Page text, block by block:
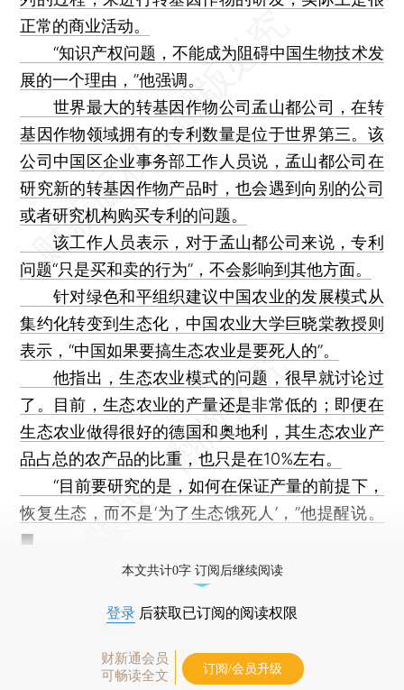
正常的商业活动。
“知识产权问题，不能成为阻碍中国生物技术发
展的一个理由，”他强调。
世界最大的转基因作物公司孟山都公司，在转
基因作物领域拥有的专利数量是位于世界第三。该
公司中国区企业事务部工作人员说，孟山都公司在
研究新的转基因作物产品时，也会遇到向别的公司
或者研究机构购买专利的问题。
该工作人员表示，对于孟山都公司来说，专利
问题“只是买和卖的行为”，不会影响到其他方面。
针对绿色和平组织建议中国农业的发展模式从
集约化转变到生态化，中国农业大学巨晓棠教授则
表示，“中国如果要搞生态农业是要死人的”。
他指出，生态农业模式的问题，很早就讨论过
了。目前，生态农业的产量还是非常低的；即便在
生态农业做得很好的德国和奥地利，其生态农业产
品占总的农产品的比重，也只是在10%左右。
“目前要研究的是，如何在保证产量的前提下，
恢复生态，而不是‘为了生态饿死人’，”他提醒说。
■
本文共计0字 订阅后继续阅读
登录 后获取已订阅的阅读权限
财新通会员
可畅读全文
订阅/会员升级